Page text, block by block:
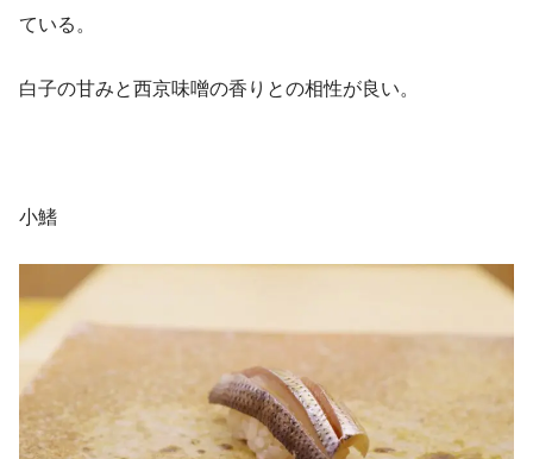
ている。
白子の甘みと西京味噌の香りとの相性が良い。
小鰭